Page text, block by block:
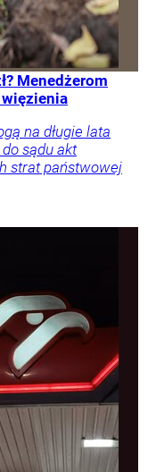
Menedżerom
na długie lata
sądu akt
strat państwowej